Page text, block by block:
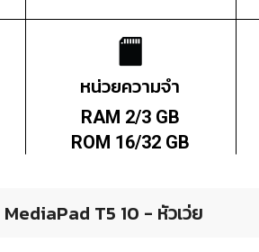
หน่วยความจำ
RAM 2/3 GB
ROM 16/32 GB
T5 10 - หัวเว่ย